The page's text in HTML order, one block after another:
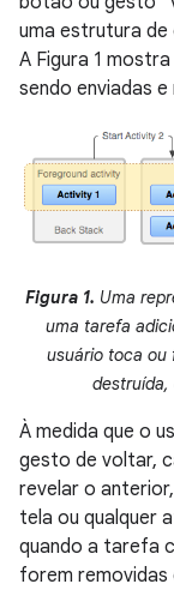
uma estrutura
A Figura 1
sendo enviadas
Figura 1. Uma
uma tarefa
usuário toca ou
destruída,
À medida que o
gesto de voltar,
revelar o
tela ou qualquer
quando a tarefa
forem removidas